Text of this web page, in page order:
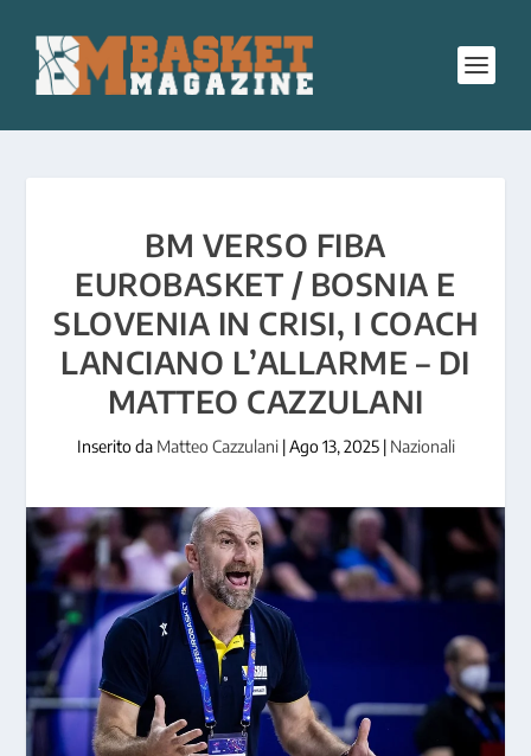
BM VERSO FIBA
EUROBASKET / BOSNIA E
SLOVENIA IN CRISI, I COACH
LANCIANO L’ALLARME – DI
MATTEO CAZZULANI
Inserito da Matteo Cazzulani|Ago 13, 2025| Nazionali